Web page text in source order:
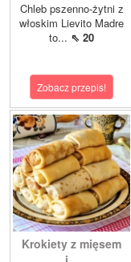
Chleb pszenno-żytni z
włoskim Lievito Madre
to... ⇖ 20
Zobacz przepis!
Krokiety z mięsem